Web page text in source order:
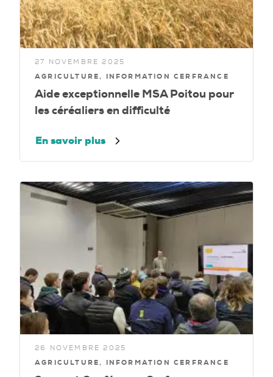
27 NOVEMBRE 2025
AGRICULTURE, INFORMATION CERFRANCE
Aide exceptionnelle MSA Poitou pour
les céréaliers en difficulté
En savoir plus
26 NOVEMBRE 2025
AGRICULTURE, INFORMATION CERFRANCE